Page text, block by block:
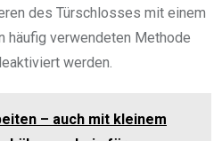
des Türschlosses mit einem
häufig verwendeten Methode
werden.
– auch mit kleinem